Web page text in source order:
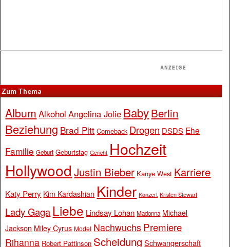
Zum Thema
Album Alkohol Angelina Jolie BabyBerlin
Beziehung Brad Pitt Comeback Drogen DSDS Ehe
Familie Geburt Geburtstag Gericht Hochzeit
Hollywood Justin Bieber Kanye West Karriere
Katy Perry Kim Kardashian Kinder Konzert Kristen Stewart
Lady Gaga Liebe Lindsay Lohan Madonna Michael
Jackson Miley Cyrus Model Nachwuchs Premiere
Rihanna Robert Pattinson Scheidung Schwangerschaft